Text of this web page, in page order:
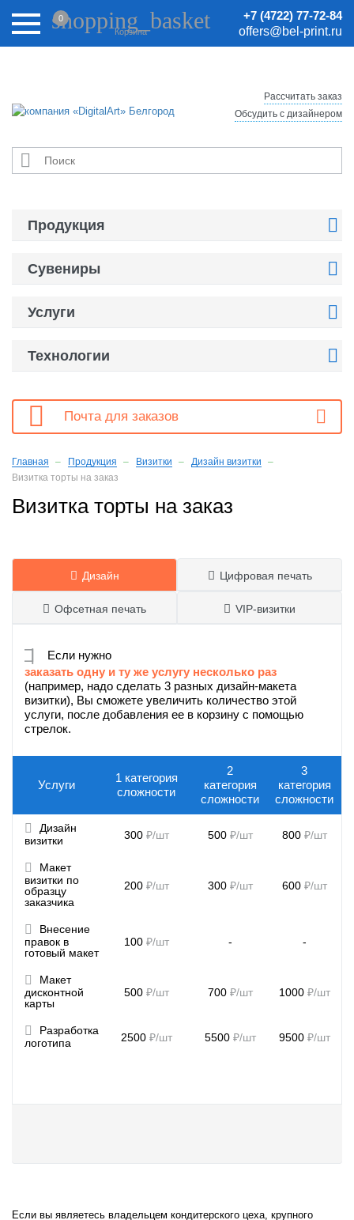
Внимание! Цены на сайте могут быть неактуальными.
Актуальные цены уточняйте у менеджеров.
+7 (4722) 77-72-84
offers@bel-print.ru
shopping_basket
Корзина
0

Рассчитать заказ
Обсудить с дизайнером
Продукция 
Сувениры 
Услуги 
Технологии 
 Почта для заказов
Главная Продукция Визитки
Дизайн визитки
Визитка торты на заказ
Визитка торты на заказ
 Дизайн  Цифровая печать
 Офсетная печать  VIP-визитки
Если нужно
заказать одну и ту же услугу несколько раз
(например, надо сделать 3 разных дизайн-макета
визитки), Вы сможете увеличить количество этой
услуги, после добавления ее в корзину с помощью
стрелок.
Услуги
1 категория
сложности
2
категория
сложности
3
категория
сложности

Дизайн
визитки
300₽/шт 500₽/шт 800₽/шт

Макет
визитки по
образцу
заказчика
200₽/шт 300₽/шт 600₽/шт

Внесение
правок в
готовый макет
100₽/шт - -

Макет
дисконтной
карты
500₽/шт 700₽/шт 1000₽/шт

Разработка
логотипа
2500₽/шт 5500₽/шт 9500₽/шт
Если вы являетесь владельцем кондитерского цеха, крупного